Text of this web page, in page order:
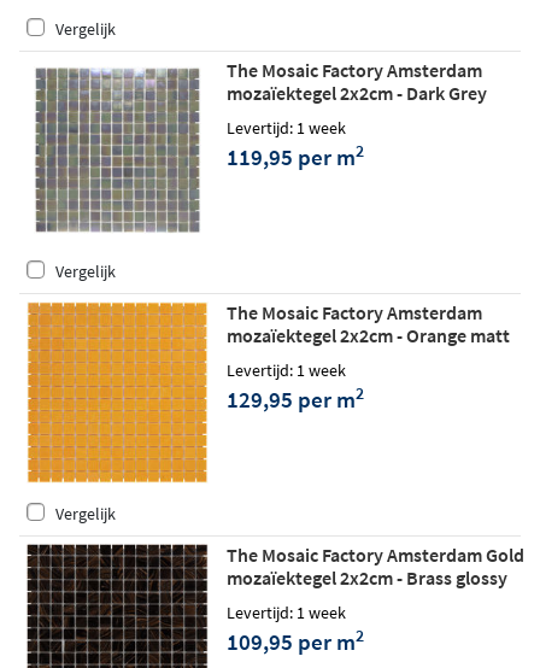
Vergelijk
The Mosaic Factory Amsterdam
mozaïektegel 2x2cm - Dark Grey
glossy
Levertijd: 1 week
119,95 per m2
Vergelijk
The Mosaic Factory Amsterdam
mozaïektegel 2x2cm - Orange matt
Levertijd: 1 week
129,95 per m2
Vergelijk
The Mosaic Factory Amsterdam Gold
mozaïektegel 2x2cm - Brass glossy
Levertijd: 1 week
109,95 per m2